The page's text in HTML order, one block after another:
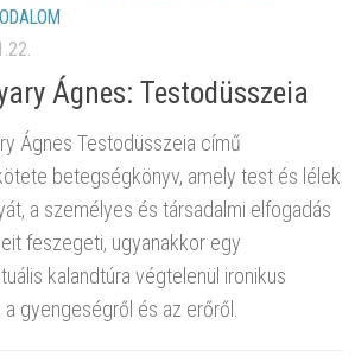
Ágnes: Testodüsszeia
Ágnes Testodüsszeia című
betegségkönyv, amely test és lélek
a személyes és társadalmi elfogadás
feszegeti, ugyanakkor egy
kalandtúra végtelenül ironikus
a gyengeségről és az erőről.